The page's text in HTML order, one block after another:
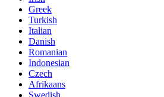
Greek
Turkish
Italian
Danish
Romanian
Indonesian
Czech
Afrikaans
Swedish